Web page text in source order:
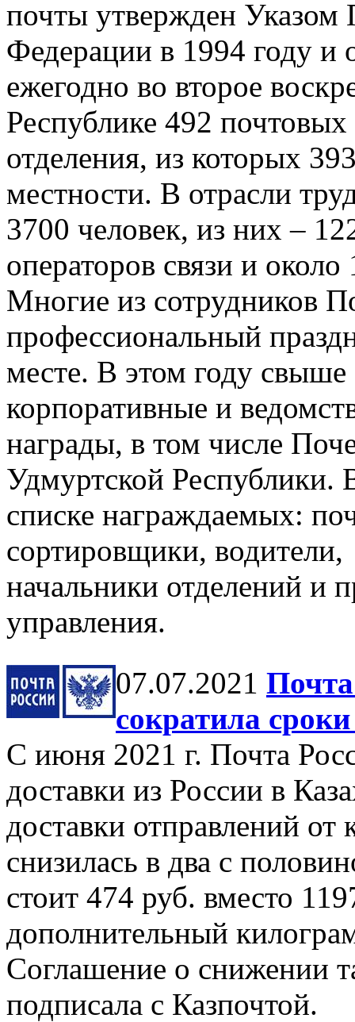
почты утвержден Указом
Федерации в 1994 году и
ежегодно во второе
Республике 492 почтовых
отделения, из которых
местности. В отрасли
3700 человек, из них –
операторов связи и около
Многие из сотрудников
профессиональный
месте. В этом году свыше
корпоративные и
награды, в том числе
Удмуртской Республики.
списке награждаемых:
сортировщики, водители,
начальники отделений и
управления.
07.07.2021
сократила
С июня 2021 г. Почта
доставки из России в
доставки отправлений
снизилась в два с
стоит 474 руб. вместо
дополнительный
Соглашение о снижении
подписала с Казпочтой.